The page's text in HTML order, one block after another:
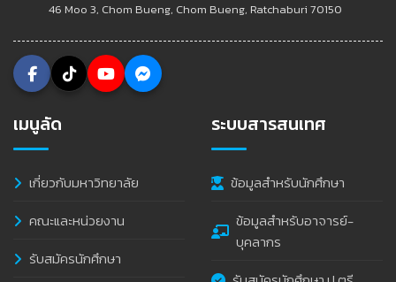
46 Moo 3, Chom Bueng, Chom Bueng, Ratchaburi 70150
เมนูลัด
เกี่ยวกับมหาวิทยาลัย
คณะและหน่วยงาน
รับสมัครนักศึกษา
ระบบสารสนเทศ
ข้อมูลสำหรับนักศึกษา
ข้อมูลสำหรับอาจารย์-
บุคลากร